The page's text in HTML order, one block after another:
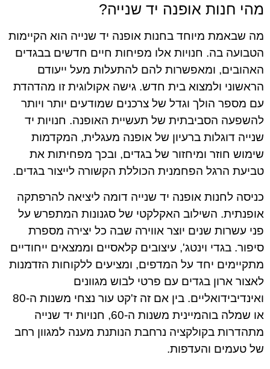
מהי חנות אופנה יד שנייה?
מה שבאמת מיוחד בחנות אופנה יד שנייה הוא הקיימות
הטבועה בה. חנויות אלו מפיחות חיים חדשים בבגדים
האהובים, ומאפשרות להם להתעלות מעל ייעודם
הראשוני ולמצוא בית חדש. גישה אקולוגית זו מהדהדת
עם מספר הולך וגדל של צרכנים שמודעים יותר ויותר
להשפעה הסביבתית של תעשיית האופנה. חנויות יד
שנייה דוגלות ברעיון של אופנה מעגלית, המקדמות
שימוש חוזר ומיחזור של בגדים, ובכך מפחיתות את
טביעת הרגל הפחמנית הכוללת הקשורה לייצור בגדים.
כניסה לחנות אופנה יד שנייה דומה ליציאה להרפתקה
אופנתית. השילוב האקלקטי של סגנונות המתפרש על
פני עשרות שנים יוצר אווירה שבה כל יצירה מספרת
סיפור. בגדי וינטג', עיצובים קלאסיים וממצאים ייחודיים
מתקיימים יחד על המדפים, ומציעים ללקוחות הזדמנות
לאצור ארון בגדים עם פרטי לבוש מגוונים
ואינדיבידואליים. בין אם זה ז'קט עור נצחי משנות ה-80
או שמלה בוהמיינית משנות ה-60, חנויות יד שנייה
מתהדרות בקולקציה נרחבת הנותנת מענה למגוון רחב
של טעמים והעדפות.